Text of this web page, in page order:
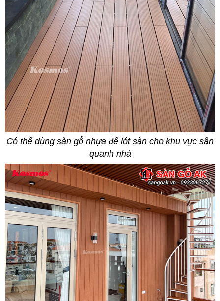
Có thể dùng sàn gỗ nhựa để lót sàn cho khu vực sân
quanh nhà